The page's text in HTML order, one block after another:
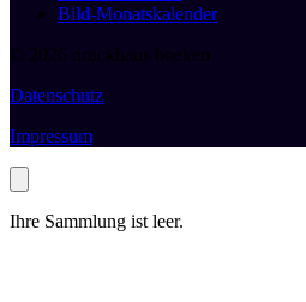
Bild-Monatskalender
© 2026 druckhaus boeken
Datenschutz
Impressum
Ihre Sammlung ist leer.